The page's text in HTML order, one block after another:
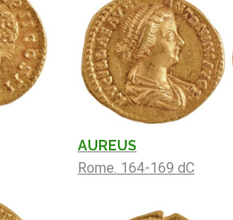
AUREUS
Rome. 164-169 dC